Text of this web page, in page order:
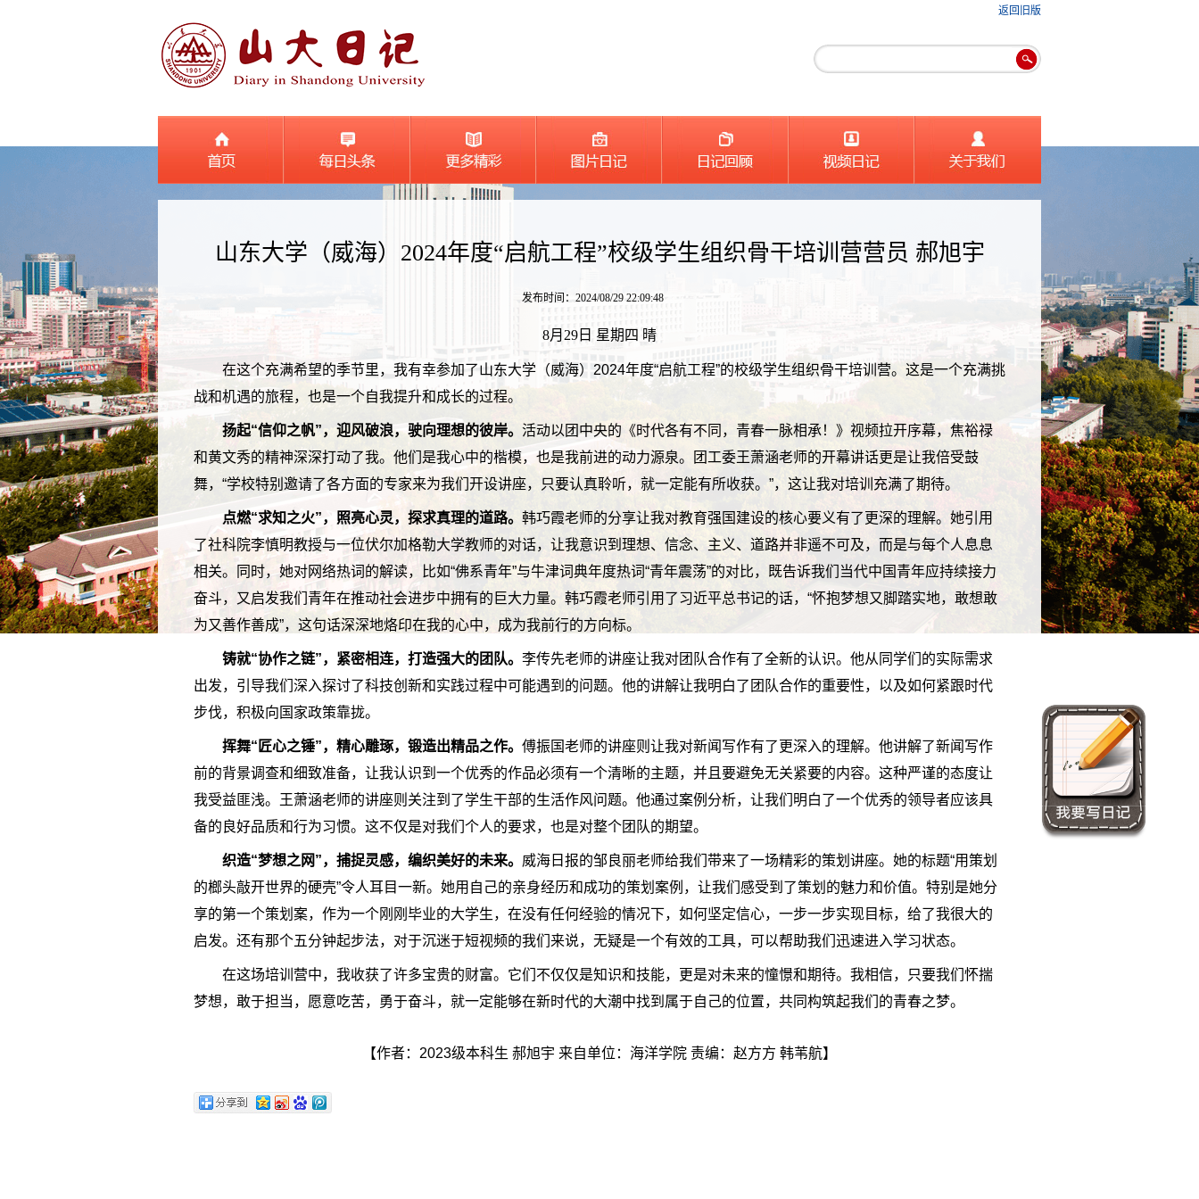
返回旧版
山东大学（威海）2024年度“启航工程”校级学生组织骨干培训营营员 郝旭宇
发布时间：2024/08/29 22:09:48
8月29日 星期四 晴
在这个充满希望的季节里，我有幸参加了山东大学（威海）2024年度“启航工程”的校级学生组织骨干培训营。这是一个充满挑
战和机遇的旅程，也是一个自我提升和成长的过程。
扬起“信仰之帆”，迎风破浪，驶向理想的彼岸。 活动以团中央的《时代各有不同，青春一脉相承！》视频拉开序幕，焦裕禄
和黄文秀的精神深深打动了我。他们是我心中的楷模，也是我前进的动力源泉。团工委王萧涵老师的开幕讲话更是让我倍受鼓
舞，“学校特别邀请了各方面的专家来为我们开设讲座，只要认真聆听，就一定能有所收获。”，这让我对培训充满了期待。
点燃“求知之火”，照亮心灵，探求真理的道路。 韩巧霞老师的分享让我对教育强国建设的核心要义有了更深的理解。她引用
了社科院李慎明教授与一位伏尔加格勒大学教师的对话，让我意识到理想、信念、主义、道路并非遥不可及，而是与每个人息息
相关。同时，她对网络热词的解读，比如“佛系青年”与牛津词典年度热词“青年震荡”的对比，既告诉我们当代中国青年应持续接力
奋斗，又启发我们青年在推动社会进步中拥有的巨大力量。韩巧霞老师引用了习近平总书记的话，“怀抱梦想又脚踏实地，敢想敢
为又善作善成”，这句话深深地烙印在我的心中，成为我前行的方向标。
铸就“协作之链”，紧密相连，打造强大的团队。 李传先老师的讲座让我对团队合作有了全新的认识。他从同学们的实际需求
出发，引导我们深入探讨了科技创新和实践过程中可能遇到的问题。他的讲解让我明白了团队合作的重要性，以及如何紧跟时代
步伐，积极向国家政策靠拢。
挥舞“匠心之锤”，精心雕琢，锻造出精品之作。 傅振国老师的讲座则让我对新闻写作有了更深入的理解。他讲解了新闻写作
前的背景调查和细致准备，让我认识到一个优秀的作品必须有一个清晰的主题，并且要避免无关紧要的内容。这种严谨的态度让
我受益匪浅。王萧涵老师的讲座则关注到了学生干部的生活作风问题。他通过案例分析，让我们明白了一个优秀的领导者应该具
备的良好品质和行为习惯。这不仅是对我们个人的要求，也是对整个团队的期望。
织造“梦想之网”，捕捉灵感，编织美好的未来。 威海日报的邹良丽老师给我们带来了一场精彩的策划讲座。她的标题“用策划
的榔头敲开世界的硬壳”令人耳目一新。她用自己的亲身经历和成功的策划案例，让我们感受到了策划的魅力和价值。特别是她分
享的第一个策划案，作为一个刚刚毕业的大学生，在没有任何经验的情况下，如何坚定信心，一步一步实现目标，给了我很大的
启发。还有那个五分钟起步法，对于沉迷于短视频的我们来说，无疑是一个有效的工具，可以帮助我们迅速进入学习状态。
在这场培训营中，我收获了许多宝贵的财富。它们不仅仅是知识和技能，更是对未来的憧憬和期待。我相信，只要我们怀揣
梦想，敢于担当，愿意吃苦，勇于奋斗，就一定能够在新时代的大潮中找到属于自己的位置，共同构筑起我们的青春之梦。
【作者：2023级本科生 郝旭宇 来自单位：海洋学院 责编：赵方方 韩苇航】